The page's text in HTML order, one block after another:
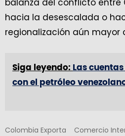
hacia la desescalada o
regionalización aún mayor
Siga leyendo: Las
con el petróleo
Colombia Exporta Comercio